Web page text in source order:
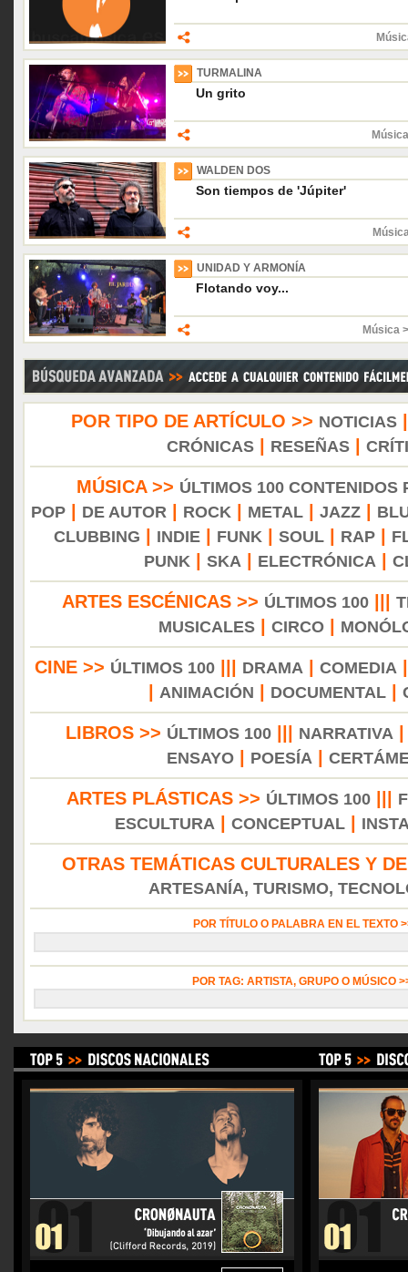
TURMALINA
Un grito
WALDEN DOS
Son tiempos de 'Júpiter'
UNIDAD Y ARMONÍA
Flotando voy...
Música
POR TIPO DE ARTÍCULO >> NOTICIAS
CRÓNICAS| RESEÑAS|
MÚSICA >> ÚLTIMOS 100 CONTENIDOS
POP| DE AUTOR ROCK METAL| JAZZ|
CLUBBING
INDIE| FUNK SOUL| RAP|
PUNK
SKA ELECTRÓNICA
ARTES ESCÉNICAS >> ÚLTIMOS 100
MUSICALES
CIRCO
CINE >> ÚLTIMOS 100||| DRAMA COMEDIA
ANIMACIÓN DOCUMENTAL|
LIBROS >> ÚLTIMOS 100 NARRATIVA
ENSAYO| POESÍA
ARTES PLÁSTICAS >> ÚLTIMOS 100|||
ESCULTURA
CONCEPTUAL
OTRAS TEMÁTICAS CULTURALES Y
ARTESANÍA, TURISMO,
POR TÍTULO O PALABRA EN EL TEXTO
POR TAG: ARTISTA, GRUPO O MÚSICO